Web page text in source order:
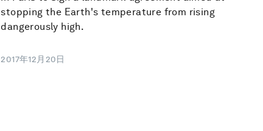
stopping the Earth's temperature from rising
dangerously high.
2017年12月20日